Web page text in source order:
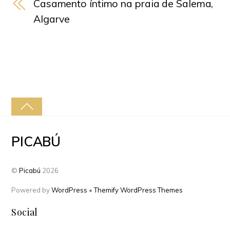
Casamento íntimo na praia de Salema,
Algarve
PICABÚ
©Picabú 2026
Powered byWordPress •Themify WordPress Themes
Social